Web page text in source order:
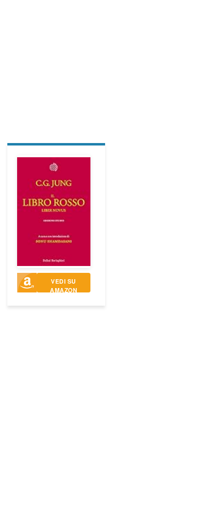
VEDI SU
AMAZON